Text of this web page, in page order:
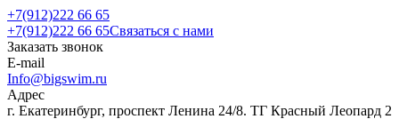
+7(912)222 66 65
+7(912)222 66 65Связаться с нами
Заказать звонок
E-mail
Info@bigswim.ru
Адрес
г. Екатеринбург, проспект Ленина 24/8. ТГ Красный Леопард 2